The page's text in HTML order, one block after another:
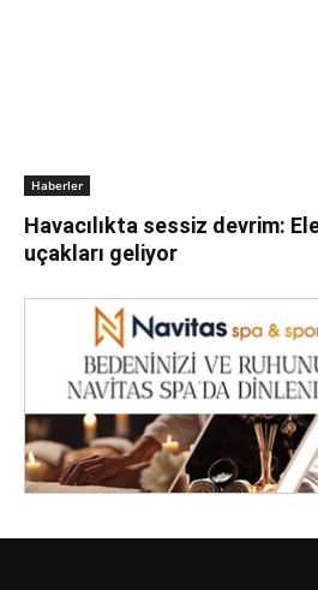
Haberler
Havacılıkta sessiz devrim:
uçakları geliyor